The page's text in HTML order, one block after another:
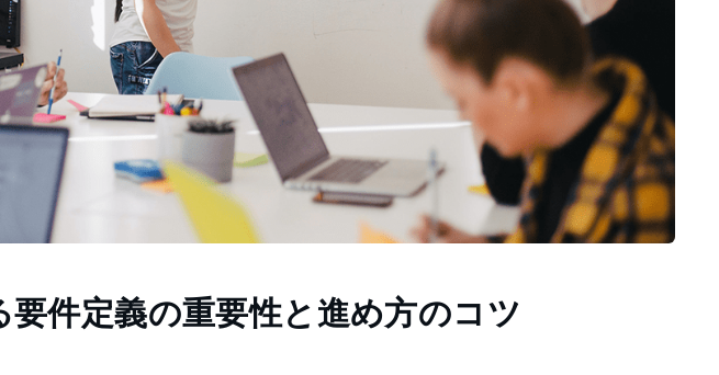
件定義の重要性と進め方のコツ